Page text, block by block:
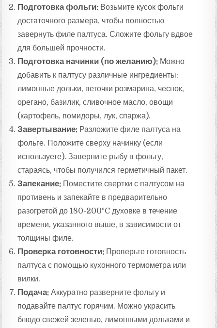
Подготовка фольги: Возьмите кусок фольги
достаточного размера, чтобы полностью
завернуть филе палтуса. Сложите фольгу вдвое
для большей прочности.
Подготовка начинки (по желанию): Можно
добавить к палтусу различные ингредиенты:
лимонные дольки, веточки розмарина, чеснок,
орегано, базилик, сливочное масло, овощи
(картофель, помидоры, лук, спаржа).
Завертывание: Разложите филе палтуса на
фольге. Положите сверху начинку (если
используете). Заверните рыбу в фольгу,
стараясь, чтобы получился герметичный пакет.
Запекание: Поместите свертки с палтусом на
противень и запекайте в предварительно
разогретой до 180-200°C духовке в течение
времени, указанного выше, в зависимости от
толщины филе.
Проверка готовности: Проверьте готовность
палтуса с помощью кухонного термометра или
вилки.
Подача: Аккуратно разверните фольгу и
подавайте палтус горячим. Можно украсить
блюдо свежей зеленью, лимонными дольками и